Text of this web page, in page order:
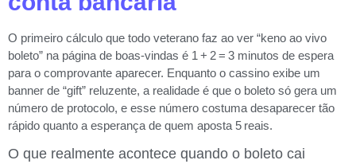
O primeiro cálculo que todo veterano faz ao ver “keno ao vivo
boleto” na página de boas‑vindas é 1 + 2 = 3 minutos de espera
para o comprovante aparecer. Enquanto o cassino exibe um
banner de “gift” reluzente, a realidade é que o boleto só gera um
número de protocolo, e esse número costuma desaparecer tão
rápido quanto a esperança de quem aposta 5 reais.
O que realmente acontece quando o boleto cai